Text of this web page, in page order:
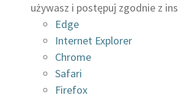
używasz i postępuj zgodnie z
Edge
Internet Explorer
Chrome
Safari
Firefox